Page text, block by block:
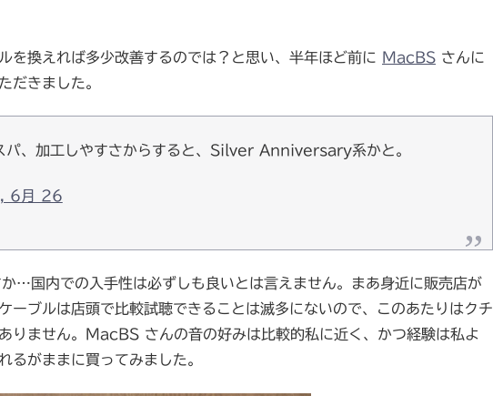
を換えれば多少改善するのでは？と思い、半年ほど前に MacBS さんに
だきました。
パ、加工しやすさからすると、Silver Anniversary系かと。
6月 26
内での入手性は必ずしも良いとは言えません。まあ身近に販売店が
ーブルは店頭で比較試聴できることは滅多にないので、このあたりはクチ
りません。MacBS さんの音の好みは比較的私に近く、かつ経験は私よ
るがままに買ってみました。